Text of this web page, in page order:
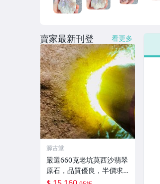
賣家最新刊登 看更多
源古堂
嚴選660克老坑莫西沙翡翠
原石，品質優良，半價求
轉讓，直送家中， jade 翡